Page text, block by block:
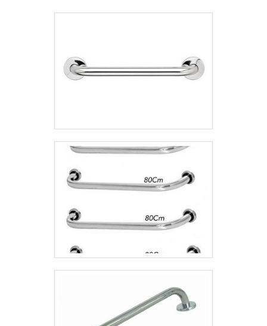
banheiros. Os modelos mais utilizados
incluem barras retas (ex: 80 cm), angulares
espaços com limitações de parede.